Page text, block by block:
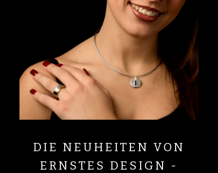
DIE NEUHEITEN VON
ERNSTES DESIGN -